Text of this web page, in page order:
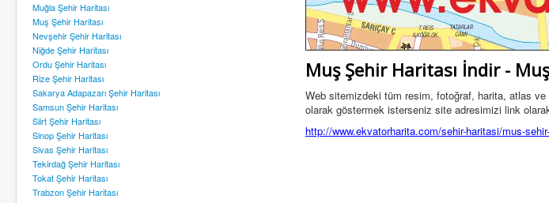
Muğla Şehir Haritası
Muş Şehir Haritası
Nevşehir Şehir Haritası
Niğde Şehir Haritası
Ordu Şehir Haritası
Rize Şehir Haritası
Sakarya Adapazarı Şehir Haritası
Samsun Şehir Haritası
Siirt Şehir Haritası
Sinop Şehir Haritası
Sivas Şehir Haritası
Tekirdağ Şehir Haritası
Tokat Şehir Haritası
Trabzon Şehir Haritası
Muş Şehir Haritası İndir -
Web sitemizdeki tüm resim, fotoğraf, harita, atlas ve
olarak göstermek isterseniz site adresimizi link
http://www.ekvatorharita.com/sehir-haritasi/mus-